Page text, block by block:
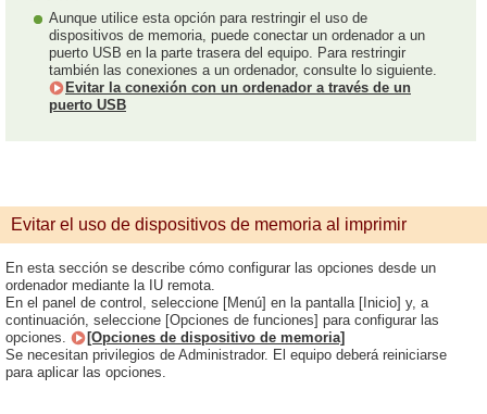
Aunque utilice esta opción para restringir el uso de
dispositivos de memoria, puede conectar un ordenador a un
puerto USB en la parte trasera del equipo. Para restringir
también las conexiones a un ordenador, consulte lo siguiente.
Evitar la conexión con un ordenador a través de un
puerto USB
Evitar el uso de dispositivos de memoria al imprimir
En esta sección se describe cómo configurar las opciones desde un
ordenador mediante la IU remota.
En el panel de control, seleccione [Menú] en la pantalla [Inicio] y, a
continuación, seleccione [Opciones de funciones] para configurar las
opciones.
[Opciones de dispositivo de memoria]
Se necesitan privilegios de Administrador. El equipo deberá reiniciarse
para aplicar las opciones.